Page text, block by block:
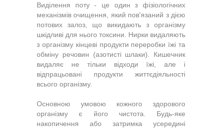
Виділення поту - це один з фізіологічних
механізмів очищення, який пов'язаний з дією
потових залоз, що викидають з організму
шкідливі для нього токсини. Нирки видаляють
з організму кінцеві продукти переробки їжі та
обміну речовин (азотисті шлаки). Кишечник
видаляє не тільки відходи їжі, але і
відпрацьовані продукти життєдіяльності
всього організму.
Основною умовою кожного здорового
організму є його чистота. Будь-яке
накопичення або затримка усередині